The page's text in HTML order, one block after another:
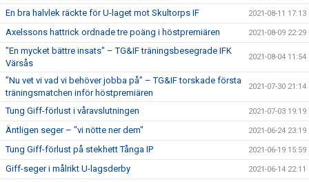
En bra halvlek räckte för U-laget mot Skultorps IF 2021-08-11 17:13
Axelssons hattrick ordnade tre poäng i höstpremiären 2021-08-09 22:29
"En mycket bättre insats" – TG&IF träningsbesegrade IFK
Värsås
2021-08-04 11:54
”Nu vet vi vad vi behöver jobba på” – TG&IF torskade första
träningsmatchen inför höstpremiären
2021-07-30 21:14
Tung Giff-förlust i våravslutningen 2021-07-03 19:19
Äntligen seger – "vi nötte ner dem" 2021-06-24 23:19
Tung Giff-förlust på stekhett Tånga IP 2021-06-19 15:59
Giff-seger i målrikt U-lagsderby 2021-06-14 22:11